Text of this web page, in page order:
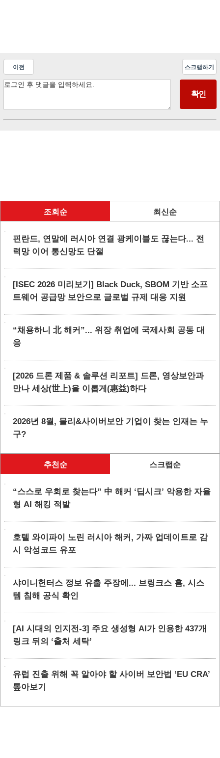
이전 스크랩하기
조회순 최신순
핀란드, 연말에 러시아 연결 광케이블도 끊는다... 전
력망 이어 통신망도 단절
[ISEC 2026 미리보기] Black Duck, SBOM 기반 소프
트웨어 공급망 보안으로 글로벌 규제 대응 지원
“채용하니 北 해커”... 위장 취업에 국제사회 공동 대
응
[2026 드론 제품 & 솔루션 리포트] 드론, 영상보안과
만나 세상(世上)을 이롭게(惠益)하다
2026년 8월, 물리&사이버보안 기업이 찾는 인재는 누
구?
추천순 스크랩순
“스스로 우회로 찾는다” 中 해커 ‘딥시크’ 악용한 자율
형 AI 해킹 적발
호텔 와이파이 노린 러시아 해커, 가짜 업데이트로 감
시 악성코드 유포
샤이니헌터스 정보 유출 주장에... 브링크스 홈, 시스
템 침해 공식 확인
[AI 시대의 인지전-3] 주요 생성형 AI가 인용한 437개
링크 뒤의 ‘출처 세탁’
유럽 진출 위해 꼭 알아야 할 사이버 보안법 ‘EU CRA’
톺아보기